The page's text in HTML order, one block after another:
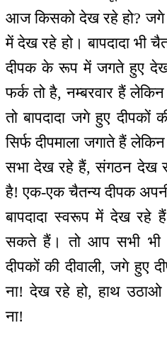
आज किसको देख रहे हो? जगे
में देख रहे हो। बापदादा भी
दीपक के रूप में जगते हुए
फर्क तो है, नम्बरवार हैं
तो बापदादा जगे हुए
सिर्फ दीपमाला जगाते हैं
सभा देख रहे हैं, संगठन देख
है! एक-एक चैतन्य दीपक
बापदादा स्वरूप में देख रहे हैं
सकते हैं। तो आप सभी भी
दीपकों की दीवाली, जगे हुए
ना! देख रहे हो, हाथ
ना!